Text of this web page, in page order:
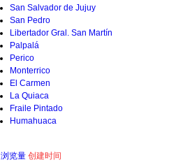
San Salvador de Jujuy
San Pedro
Libertador Gral. San Martín
Palpalá
Perico
Monterrico
El Carmen
La Quiaca
Fraile Pintado
Humahuaca
浏览量 创建时间